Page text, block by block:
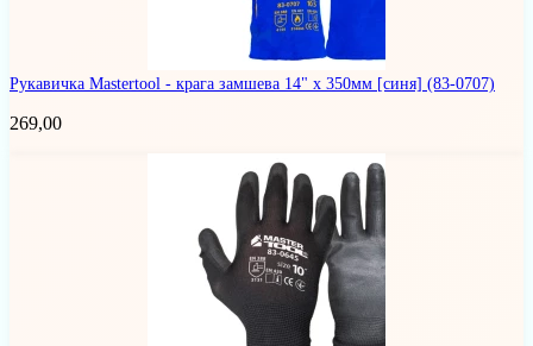
Рукавичка Mastertool - крага замшева 14" x 350мм [синя] (83-0707)
269,00